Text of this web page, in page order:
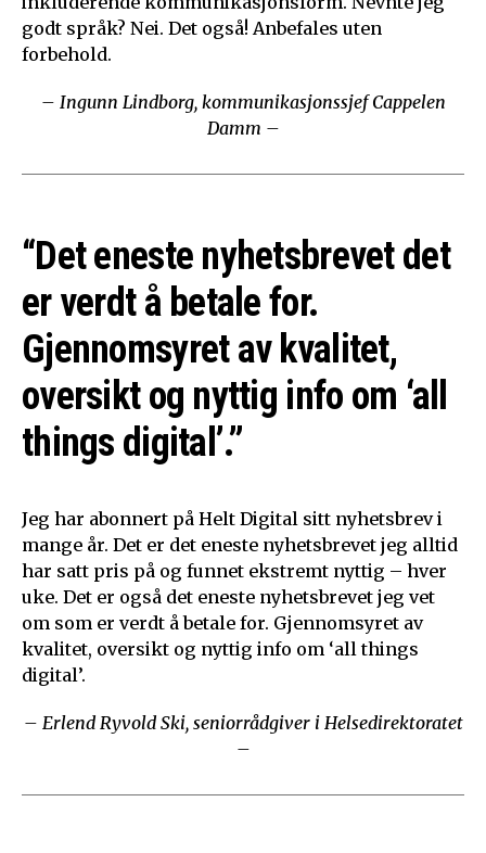
godt språk? Nei. Det også! Anbefales uten
forbehold.
– Ingunn Lindborg, kommunikasjonssjef Cappelen
Damm –
“Det eneste nyhetsbrevet det
er verdt å betale for.
Gjennomsyret av kvalitet,
oversikt og nyttig info om ‘all
things digital’.”
Jeg har abonnert på Helt Digital sitt nyhetsbrev i
mange år. Det er det eneste nyhetsbrevet jeg alltid
har satt pris på og funnet ekstremt nyttig – hver
uke. Det er også det eneste nyhetsbrevet jeg vet
om som er verdt å betale for. Gjennomsyret av
kvalitet, oversikt og nyttig info om ‘all things
digital’.
– Erlend Ryvold Ski, seniorrådgiver i Helsedirektoratet
–